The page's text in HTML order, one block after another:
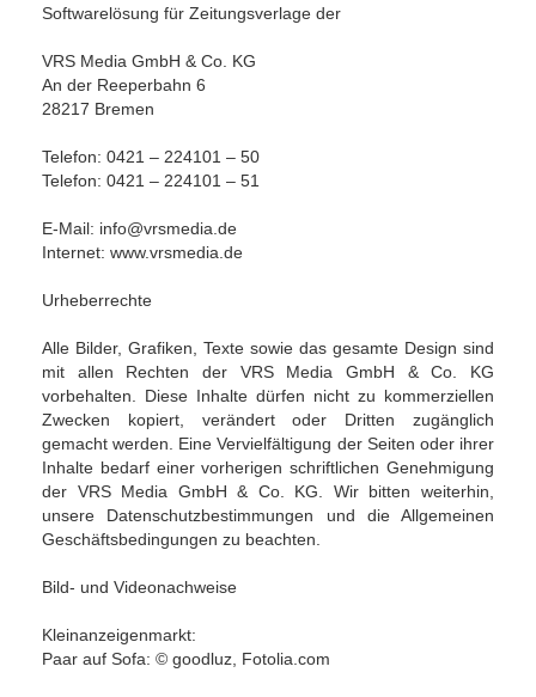
Softwarelösung für Zeitungsverlage der
VRS Media GmbH & Co. KG
An der Reeperbahn 6
28217 Bremen
Telefon: 0421 – 224101 – 50
Telefon: 0421 – 224101 – 51
E-Mail: info@vrsmedia.de
Internet: www.vrsmedia.de
Urheberrechte
Alle Bilder, Grafiken, Texte sowie das gesamte Design sind
mit allen Rechten der VRS Media GmbH & Co. KG
vorbehalten. Diese Inhalte dürfen nicht zu kommerziellen
Zwecken kopiert, verändert oder Dritten zugänglich
gemacht werden. Eine Vervielfältigung der Seiten oder ihrer
Inhalte bedarf einer vorherigen schriftlichen Genehmigung
der VRS Media GmbH & Co. KG. Wir bitten weiterhin,
unsere Datenschutzbestimmungen und die Allgemeinen
Geschäftsbedingungen zu beachten.
Bild- und Videonachweise
Kleinanzeigenmarkt:
Paar auf Sofa: © goodluz, Fotolia.com